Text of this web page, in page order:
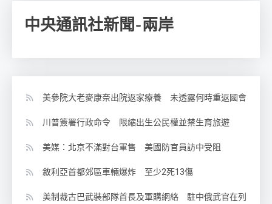
中央通訊社新聞-兩岸
美參院大老麥康奈出院返家療養 未透露何時重返國會
川普簽署行政命令 限縮出生公民權並禁生育旅遊
美媒：北京不滿對台軍售 美國防官員訪中受阻
敘利亞首都郊區車輛爆炸 至少2死13傷
美制裁古巴武裝部隊首長及軍購網絡 駐中俄武官在列